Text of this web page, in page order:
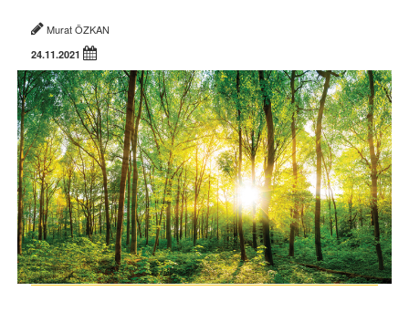
Murat ÖZKAN
24.11.2021